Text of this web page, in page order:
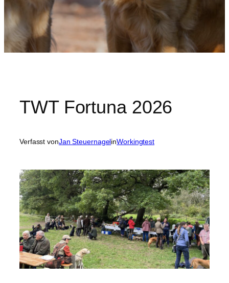
TWT Fortuna 2026
Verfasst vonJan SteuernagelinWorkingtest